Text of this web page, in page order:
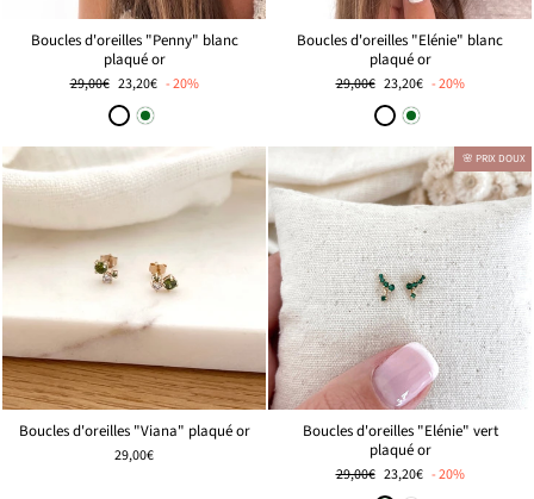
Boucles d'oreilles "Penny" blanc
plaqué or
Prix
régulier
29,00€ 🌸
PRIX
DOUX
23,20€ - 20%
Boucles d'oreilles "Elénie" blanc
plaqué or
Prix
régulier
29,00€ 🌸
PRIX
DOUX
23,20€ - 20%
Boucles d'oreilles "Viana" plaqué or
29,00€
🌸 PRIX DOUX
Boucles d'oreilles "Elénie" vert
plaqué or
Prix
régulier
29,00€ 🌸
PRIX
23,20€ - 20%